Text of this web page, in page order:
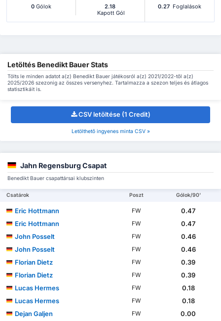
0Gólok
2.18
Kapott Gól
0.27 Foglalások
Letöltés Benedikt Bauer Stats
Tölts le minden adatot a(z) Benedikt Bauer játékosról a(z) 2021/2022-től a(z)
2025/2026 szezonig az összes versenyhez. Tartalmazza a szezon teljes és átlagos
statisztikáit is.
CSV letöltése (1 Credit)
Letölthető ingyenes minta CSV »
Jahn Regensburg Csapat
Benedikt Bauer csapattársai klubszinten
Csatárok Poszt Gólok/90'
Eric Hottmann FW
0.47
Eric Hottmann
FW
0.47
John Posselt
FW
0.46
John Posselt
FW
0.46
Florian Dietz
FW
0.39
Florian Dietz
FW
0.39
Lucas Hermes
FW
0.18
Lucas Hermes
FW
0.18
Dejan Galjen
FW
0.00